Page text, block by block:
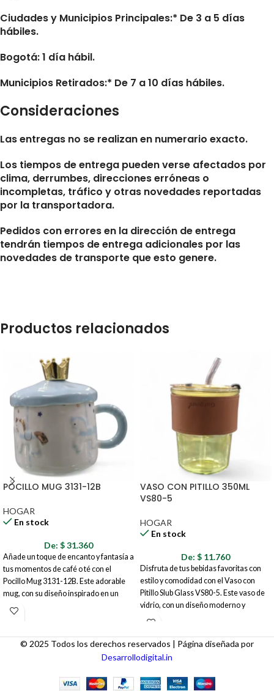
Ciudades y Municipios Principales:* De 3 a 5 días
hábiles.
Bogotá: 1 día hábil.
Municipios Retirados:* De 7 a 10 días hábiles.
Consideraciones
Las entregas no se realizan en numerario exacto.
Los tiempos de entrega pueden verse afectados por
clima, derrumbes, direcciones erróneas o
incompletas, tráfico y otras novedades reportadas
por la transportadora.
Pedidos con errores en la dirección de entrega
tendrán tiempos de entrega adicionales por las
novedades de transporte que esto genere.
Productos relacionados
POCILLO MUG 3131-12B
HOGAR
En stock
De: $31.360
Añade un toque de encanto y fantasía a
tus momentos de café o té con el
Pocillo Mug 3131-12B. Este adorable
mug, con su diseño inspirado en un
carrusel y una corona dorada como
Ideal para regalar o para darte un
VASO CON PITILLO 350ML
VS80-5
HOGAR
En stock
De: $ 11.760
Disfruta de tus bebidas favoritas con
estilo y comodidad con el Vaso con
Pitillo Slub Glass VS80-5. Este vaso de
vidrio, con un diseño moderno y
minimalista, es perfecto para el uso
viaje. Su capacidad de 350 ml lo hace
ideal para una amplia variedad de
batidos y refrescos.
© 2025 Todos los derechos reservados | Página diseñada por
Desarrollodigital.in